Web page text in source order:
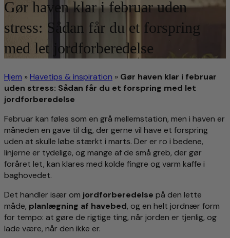
Gør haven klar i februar uden
stress: Sådan får du et forspring
med let jordforberedelse
Hjem »Havetips & inspiration » Gør haven klar i februar
uden stress: Sådan får du et forspring med let
jordforberedelse
Februar kan føles som en grå mellemstation, men i haven er
måneden en gave til dig, der gerne vil have et forspring
uden at skulle løbe stærkt i marts. Der er ro i bedene,
linjerne er tydelige, og mange af de små greb, der gør
foråret let, kan klares med kolde fingre og varm kaffe i
baghovedet.
Det handler især om jordforberedelse på den lette
måde, planlægning af havebed, og en helt jordnær form
for tempo: at gøre de rigtige ting, når jorden er tjenlig, og
lade være, når den ikke er.